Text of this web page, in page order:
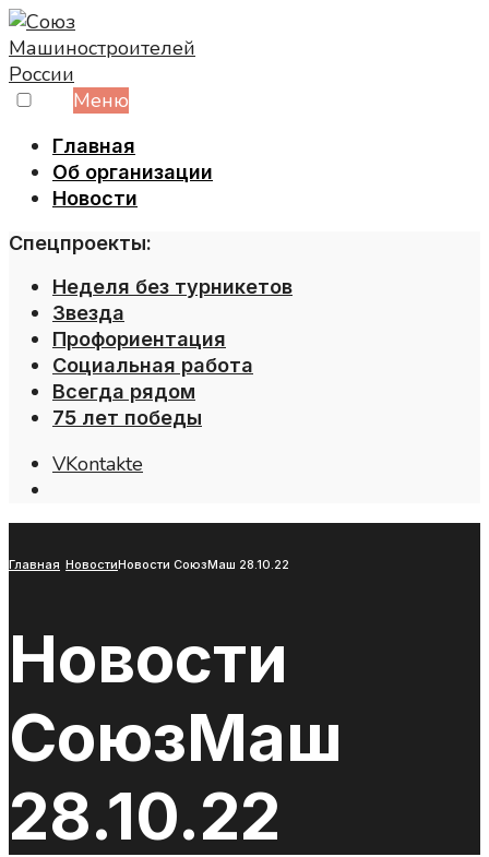
Skip
to
content
Меню
Главная
Об организации
Новости
Спецпроекты:
Неделя без турникетов
Звезда
Профориентация
Социальная работа
Всегда рядом
75 лет победы
VKontakte
Главная НовостиНовости СоюзМаш 28.10.22
Новости
СоюзМаш
28.10.22